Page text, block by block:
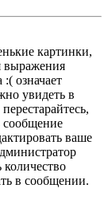
картинки,
выражения
:( означает
увидеть в
сообщение
ваше
в сообщении.